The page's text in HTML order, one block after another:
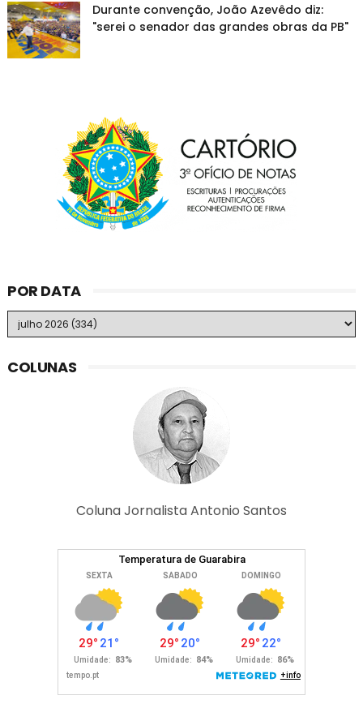
Durante convenção, João Azevêdo diz:
"serei o senador das grandes obras da PB"
POR DATA
COLUNAS
Coluna Jornalista Antonio Santos